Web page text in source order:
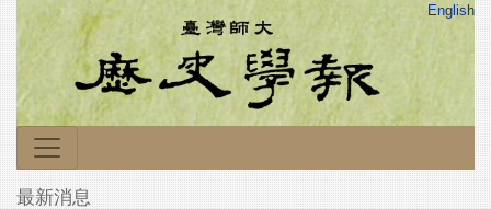
English
最新消息